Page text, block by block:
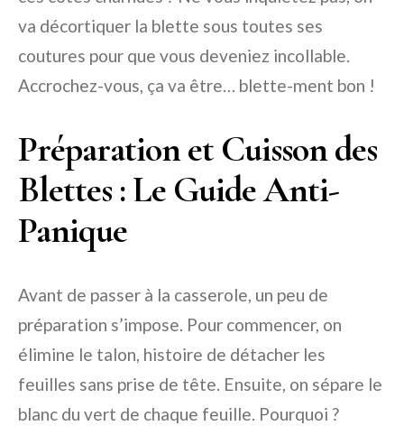
va décortiquer la blette sous toutes ses
coutures pour que vous deveniez incollable.
Accrochez-vous, ça va être… blette-ment bon !
Préparation et Cuisson des
Blettes : Le Guide Anti-
Panique
Avant de passer à la casserole, un peu de
préparation s’impose. Pour commencer, on
élimine le talon, histoire de détacher les
feuilles sans prise de tête. Ensuite, on sépare le
blanc du vert de chaque feuille. Pourquoi ?